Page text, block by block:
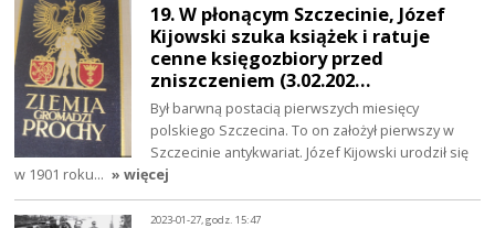
19. W płonącym Szczecinie, Józef
Kijowski szuka książek i ratuje
cenne księgozbiory przed
zniszczeniem (3.02.202…
Był barwną postacią pierwszych miesięcy
polskiego Szczecina. To on założył pierwszy w
Szczecinie antykwariat. Józef Kijowski urodził się
w 1901 roku… » więcej
2023-01-27, godz. 15:47